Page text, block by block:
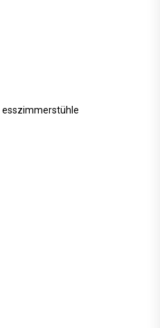
esszimmerstühle